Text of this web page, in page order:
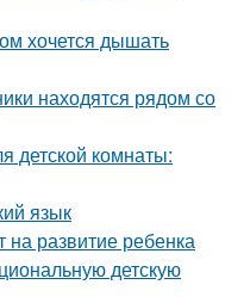
хочется дышать
находятся рядом со
детской комнаты:
язык
на развитие ребенка
детскую